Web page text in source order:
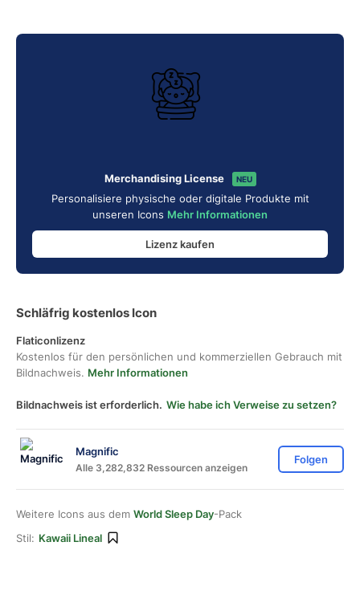
Merchandising License NEU
Personalisiere physische oder digitale Produkte mit
unseren Icons Mehr Informationen
Lizenz kaufen
Schläfrig kostenlos Icon
Flaticonlizenz
Kostenlos für den persönlichen und kommerziellen Gebrauch mit
Bildnachweis. Mehr Informationen
Bildnachweis ist erforderlich. Wie habe ich Verweise zu setzen?
Magnific
Alle 3,282,832 Ressourcen anzeigen
Folgen
Weitere Icons aus dem World Sleep Day-Pack
Stil: Kawaii Lineal